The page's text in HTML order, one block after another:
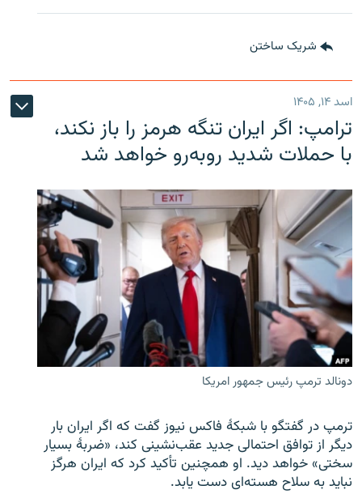
شریک ساختن
اسد ۱۴, ۱۴۰۵
ترامپ: اگر ایران تنگه هرمز را باز نکند،
با حملات شدید روبه‌رو خواهد شد
دونالد ترمپ رئیس جمهور امریکا
ترمپ در گفتگو با شبکهٔ فاکس نیوز گفت که اگر ایران بار
دیگر از توافق احتمالی جدید عقب‌نشینی کند، «ضربهٔ بسیار
سختی» خواهد دید. او همچنین تأکید کرد که ایران هرگز
نباید به سلاح هسته‌ای دست یابد.